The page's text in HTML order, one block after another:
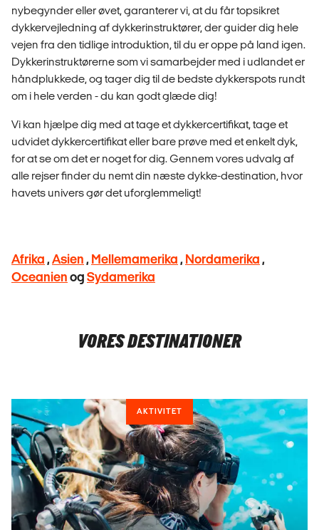
nybegynder eller øvet, garanterer vi, at du får topsikret
dykkervejledning af dykkerinstruktører, der guider dig hele
vejen fra den tidlige introduktion, til du er oppe på land igen.
Dykkerinstruktørerne som vi samarbejder med i udlandet er
håndplukkede, og tager dig til de bedste dykkerspots rundt
om i hele verden - du kan godt glæde dig!
Vi kan hjælpe dig med at tage et dykkercertifikat, tage et
udvidet dykkercertifikat eller bare prøve med et enkelt dyk,
for at se om det er noget for dig. Gennem vores udvalg af
alle rejser finder du nemt din næste dykke-destination, hvor
havets univers gør det uforglemmeligt!
Afrika ,Asien , Mellemamerika , Nordamerika ,
Oceanien og Sydamerika
VORES DESTINATIONER
AKTIVITET